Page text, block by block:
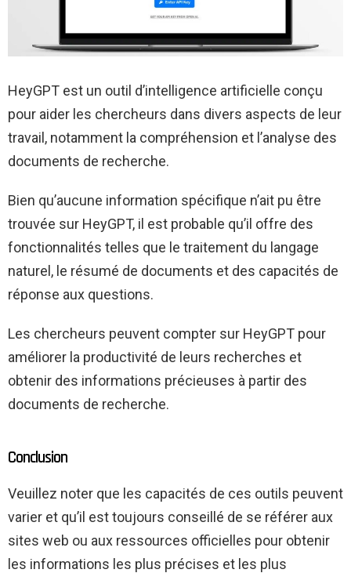
HeyGPT est un outil d’intelligence artificielle conçu
pour aider les chercheurs dans divers aspects de leur
travail, notamment la compréhension et l’analyse des
documents de recherche.
Bien qu’aucune information spécifique n’ait pu être
trouvée sur HeyGPT, il est probable qu’il offre des
fonctionnalités telles que le traitement du langage
naturel, le résumé de documents et des capacités de
réponse aux questions.
Les chercheurs peuvent compter sur HeyGPT pour
améliorer la productivité de leurs recherches et
obtenir des informations précieuses à partir des
documents de recherche.
Conclusion
Veuillez noter que les capacités de ces outils peuvent
varier et qu’il est toujours conseillé de se référer aux
sites web ou aux ressources officielles pour obtenir
les informations les plus précises et les plus